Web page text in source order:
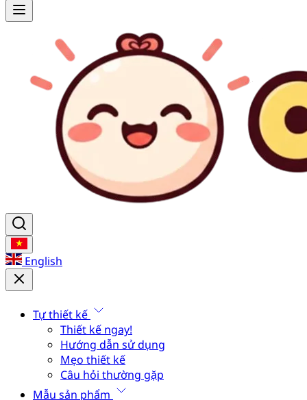
English
Tự thiết kế
Thiết kế ngay!
Hướng dẫn sử dụng
Mẹo thiết kế
Câu hỏi thường gặp
Mẫu sản phẩm